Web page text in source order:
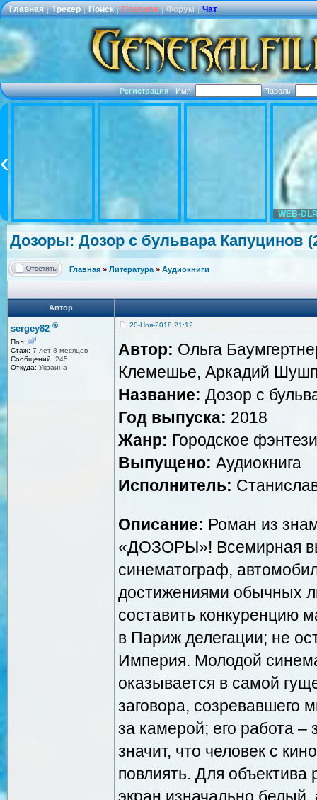
Главная | Трекер | Поиск | Правила | Форум | Чат
Регистрация·Имя: Пароль:
WEB-
Дозоры: Дозор с бульвара Капуцинов
Главная » Литература » Аудиокниги
Автор
sergey82 ®
Пол:
Стаж: 7 лет 8 месяцев
Сообщений: 245
Откуда: Украина
20-Ноя-2018 21:12
Автор: Ольга
Клемешье, Аркадий
Название: Дозор с
Год выпуска: 2018
Жанр: Городское фэнтези
Выпущено: Аудиокнига
Исполнитель:
Описание: Роман из
«ДОЗОРЫ»! Всемирная
синематограф,
достижениями обычных
составить конкуренцию
в Париж делегации; не
Империя. Молодой
оказывается в самой
заговора, созревавшего
за камерой; его работа –
значит, что человек с
повлиять. Для